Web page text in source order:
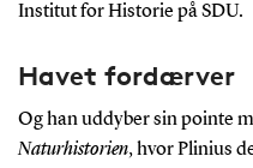
Institut for Historie på SDU.
Havet fordærver
Og han uddyber sin pointe
Naturhistorien, hvor Plinius